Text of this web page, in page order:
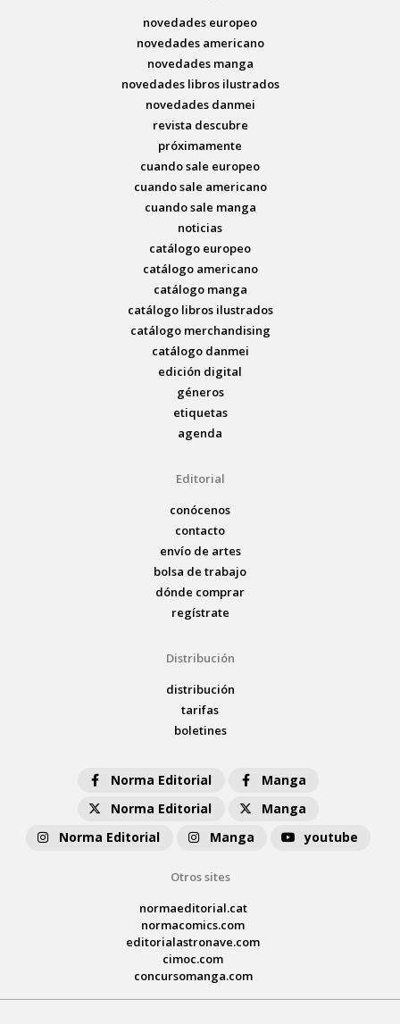
novedades europeo
novedades americano
novedades manga
novedades libros ilustrados
novedades danmei
revista descubre
próximamente
cuando sale europeo
cuando sale americano
cuando sale manga
noticias
catálogo europeo
catálogo americano
catálogo manga
catálogo libros ilustrados
catálogo merchandising
catálogo danmei
edición digital
géneros
etiquetas
agenda
Editorial
conócenos
contacto
envío de artes
bolsa de trabajo
dónde comprar
regístrate
Distribución
distribución
tarifas
boletines
Norma Editorial
Manga
Norma Editorial
Manga
Norma Editorial
Manga youtube
Otros sites
normaeditorial.cat
normacomics.com
editorialastronave.com
cimoc.com
concursomanga.com